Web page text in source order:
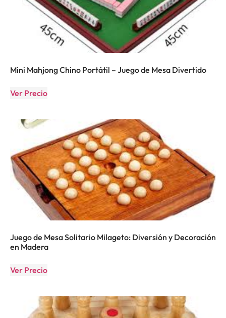
Mini Mahjong Chino Portátil – Juego de Mesa Divertido
Ver Precio
Juego de Mesa Solitario Milageto: Diversión y Decoración
en Madera
Ver Precio